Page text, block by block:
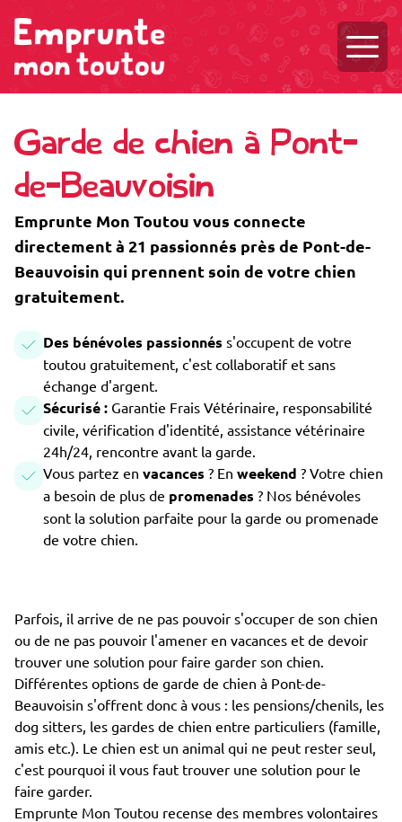
Garde de chien à Pont-
de-Beauvoisin
Emprunte Mon Toutou vous connecte
directement à 21 passionnés près de Pont-de-
Beauvoisin qui prennent soin de votre chien
gratuitement.
Des bénévoles passionnés s'occupent de votre
toutou gratuitement, c'est collaboratif et sans
échange d'argent.
Sécurisé : Garantie Frais Vétérinaire, responsabilité
civile, vérification d'identité, assistance vétérinaire
24h/24, rencontre avant la garde.
Vous partez en vacances ? En weekend ? Votre chien
a besoin de plus de promenades ? Nos bénévoles
sont la solution parfaite pour la garde ou promenade
de votre chien.
Parfois, il arrive de ne pas pouvoir s'occuper de son chien
ou de ne pas pouvoir l'amener en vacances et de devoir
trouver une solution pour faire garder son chien.
Différentes options de garde de chien à Pont-de-
Beauvoisin s'offrent donc à vous : les pensions/chenils, les
dog sitters, les gardes de chien entre particuliers (famille,
amis etc.). Le chien est un animal qui ne peut rester seul,
c'est pourquoi il vous faut trouver une solution pour le
faire garder.
Emprunte Mon Toutou recense des membres volontaires